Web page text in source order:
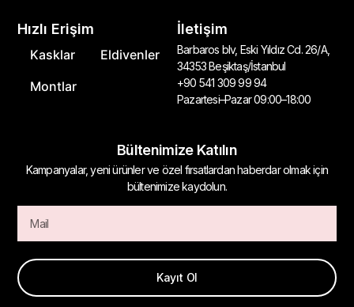
Hızlı Erişim
Kasklar
Eldivenler
Montlar
İletişim
Barbaros blv, Eski Yıldız Cd. 26/A,
34353 Beşiktaş/İstanbul
+90 541 309 99 94
Pazartesi–Pazar 09:00–18:00
Bültenimize Katılın
Kampanyalar, yeni ürünler ve özel fırsatlardan haberdar olmak için
bültenimize kaydolun.
Kayıt Ol